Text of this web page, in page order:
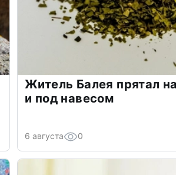
Житель Балея прятал
и под навесом
6 августа 0